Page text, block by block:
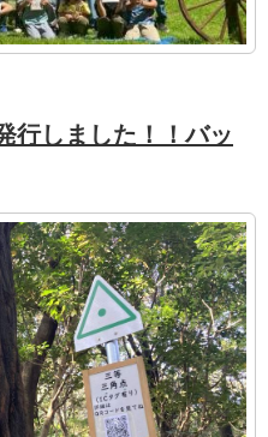
行しました！！バッ